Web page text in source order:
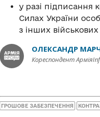
у разі підписання
Силах України
з інших
ОЛЕКСАНДР
Кореспондент
ГРОШОВЕ ЗАБЕЗПЕЧЕННЯ